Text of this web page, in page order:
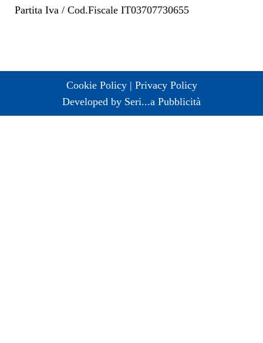
Partita Iva / Cod.Fiscale IT03707730655
Cookie Policy | Privacy Policy
Developed by Seri...a Pubblicità